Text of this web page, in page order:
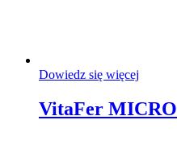
Dowiedz się więcej
VitaFer MICRO